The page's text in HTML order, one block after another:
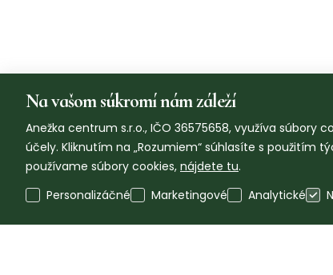
Na vašom súkromí nám záleží
Anežka centrum s.r.o., IČO 36575658, využíva
účely. Kliknutím na „Rozumiem“ súhlasíte s použitím
používame súbory cookies, nájdete tu.
Personalizáčné
Marketingové Analytické